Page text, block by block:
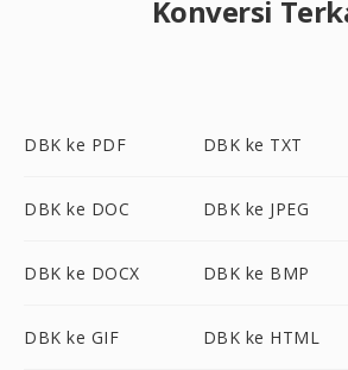
Konversi
DBK ke PDF DBK ke TXT
DBK ke DOC DBK ke JPEG
DBK ke DOCX DBK ke BMP
DBK ke GIF DBK ke HTML